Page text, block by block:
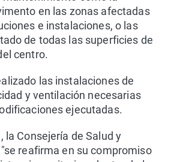
en las zonas afectadas
e instalaciones, o las
de todas las superficies de
centro.
las instalaciones de
y ventilación necesarias
ejecutadas.
la Consejería de Salud y
reafirma en su compromiso